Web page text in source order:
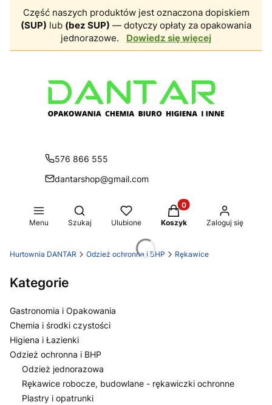
Część naszych produktów jest oznaczona dopiskiem
(SUP) lub (bez SUP) — dotyczy opłaty za opakowania
jednorazowe.
Dowiedz się więcej
576 866 555
dantarshop@gmail.com
Menu
Otwórz wyszukiwarkę
Szukaj Ulubione
Produkty w koszyku:
Koszyk Zaloguj się
Hurtownia DANTAR Odzież ochronna i BHP Rękawice
Kategorie
Gastronomia i Opakowania
Chemia i środki czystości
Higiena i Łazienki
Odzież ochronna i BHP
Odzież jednorazowa
Rękawice robocze, budowlane - rękawiczki ochronne
Plastry i opatrunki